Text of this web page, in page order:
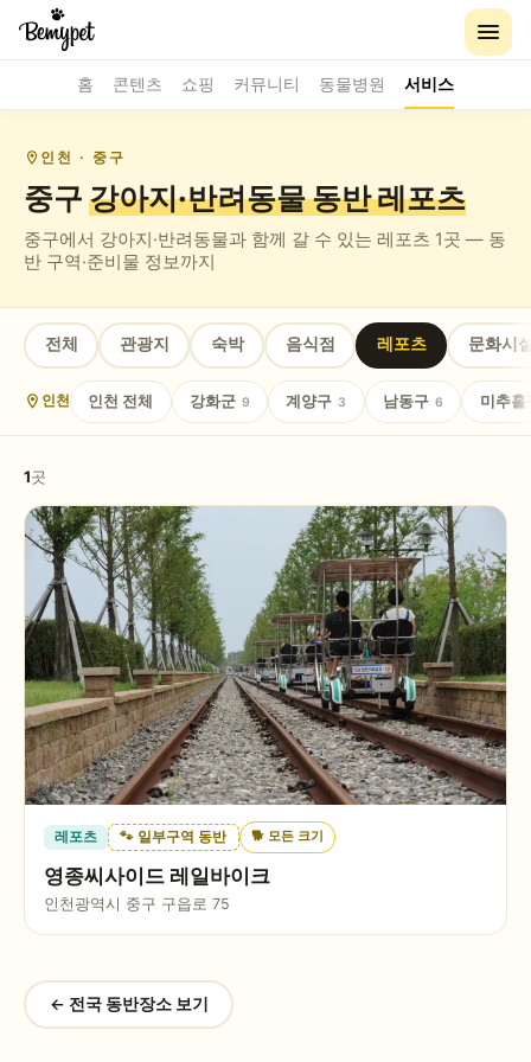
홈 콘텐츠 쇼핑 커뮤니티 동물병원 서비스
인천 · 중구
중구 강아지·반려동물 동반레포츠
중구에서 강아지·반려동물과 함께 갈 수 있는 레포츠 1곳 — 동
반 구역·준비물 정보까지
전체 관광지 숙박 음식점 레포츠 문화시
인천 인천 전체 강화군 9 계양구 3 남동구 6 미추홀
1곳
레포츠 🐾 일부구역 동반 🐕 모든 크기
영종씨사이드 레일바이크
인천광역시 중구 구읍로 75
← 전국 동반장소 보기